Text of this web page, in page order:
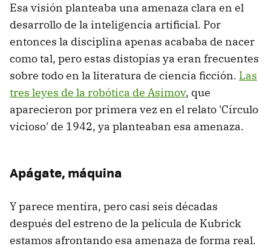
Esa visión planteaba una amenaza clara en el
desarrollo de la inteligencia artificial. Por
entonces la disciplina apenas acababa de nacer
como tal, pero estas distopías ya eran frecuentes
sobre todo en la literatura de ciencia ficción. Las
tres leyes de la robótica de Asimov, que
aparecieron por primera vez en el relato 'Círculo
vicioso' de 1942, ya planteaban esa amenaza.
Apágate, máquina
Y parece mentira, pero casi seis décadas
después del estreno de la película de Kubrick
estamos afrontando esa amenaza de forma real.